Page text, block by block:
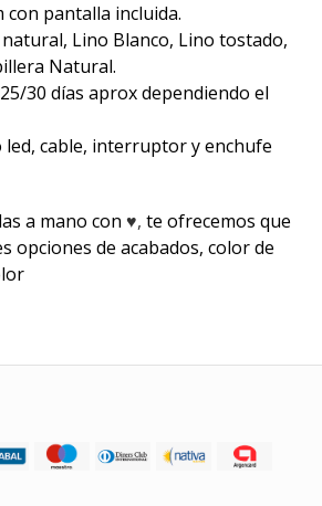
pantalla incluida.
Lino Blanco, Lino tostado,
Natural.
30 días aprox dependiendo el
cable, interruptor y enchufe
a mano con ♥, te ofrecemos que
opciones de acabados, color de